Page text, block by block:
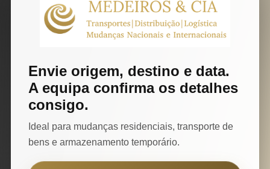
Envie origem, destino e data.
A equipa confirma os detalhes
consigo.
Ideal para mudanças residenciais, transporte de
bens e armazenamento temporário.